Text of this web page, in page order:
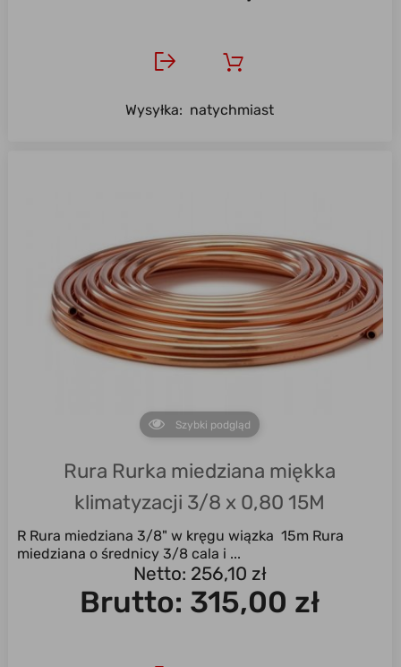
Wysyłka: natychmiast
Szybki podgląd
Rura Rurka miedziana miękka
klimatyzacji 3/8 x 0,80 15M
R Rura miedziana 3/8" w kręgu wiązka 15m Rura
miedziana o średnicy 3/8 cala i ...
Netto: 256,10 zł
Brutto: 315,00 zł